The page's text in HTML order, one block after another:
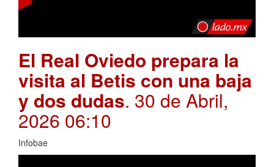
El Real Oviedo prepara la
visita al Betis con una baja
y dos dudas. 30 de Abril,
2026 06:10
Infobae